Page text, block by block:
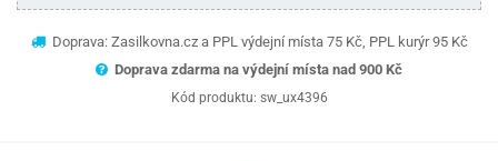
Doprava: Zasilkovna.cz a PPL výdejní místa 75 Kč, PPL kurýr 95 Kč
Doprava zdarma na výdejní místa nad 900 Kč
Kód produktu: sw_ux4396